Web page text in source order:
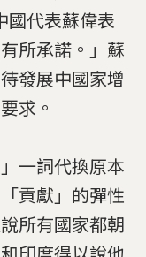
代表蘇偉表
所承諾。」蘇
發展中國家增
求。
一詞代換原本
貢獻」的彈性
所有國家都朝